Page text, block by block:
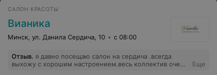
быстро, в течении 4-х, 5-ти дней. Прошел месяц, а
морщинки как будто продолжают разглаживаться! Лоб
выглядит ИДЕАЛЬНО!!! Кожа просто "натянулась".
Вообще в салоне все очень позитивно и по-
домашнему. Врачи очень обходительны, весь персонал
САЛОН КРАСОТЫ
Вианика
Минск, ул. Данила Сердича, 10 с 08:00
Отзыв. я давно посещаю салон на сердича .всегда
выхожу с хорошим настроением.весь коллектив очень
Еще